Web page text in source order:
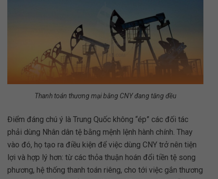
Thanh toán thương mại bằng CNY đang tăng đều
Điểm đáng chú ý là Trung Quốc không “ép” các đối tác
phải dùng Nhân dân tệ bằng mệnh lệnh hành chính. Thay
vào đó, họ tạo ra điều kiện để việc dùng CNY trở nên tiện
lợi và hợp lý hơn: từ các thỏa thuận hoán đổi tiền tệ song
phương, hệ thống thanh toán riêng, cho tới việc gắn thương